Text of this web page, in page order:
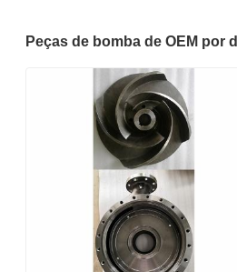
Peças de bomba de OEM por